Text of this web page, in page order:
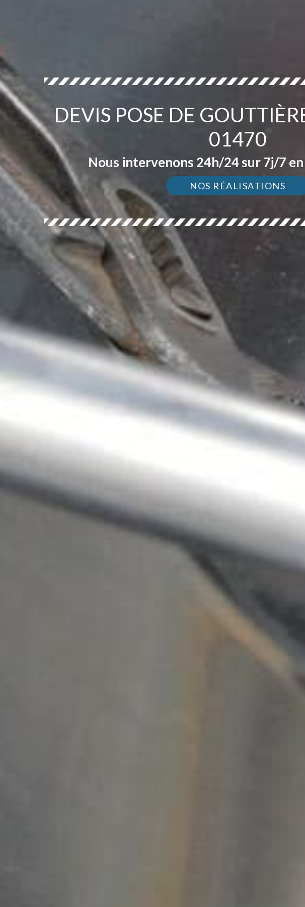
DEVIS POSE DE
01470
Nous intervenons 24h/24 sur 7j/7
NOS RÉALISATIONS